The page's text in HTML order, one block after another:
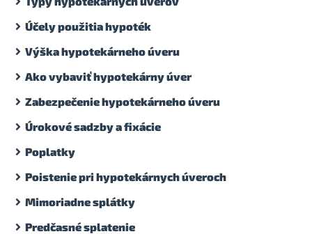
Účely použitia hypoték
Výška hypotekárneho úveru
Ako vybaviť hypotekárny úver
Zabezpečenie hypotekárneho úveru
Úrokové sadzby a fixácie
Poplatky
Poistenie pri hypotekárnych úveroch
Mimoriadne splátky
Predčasné splatenie